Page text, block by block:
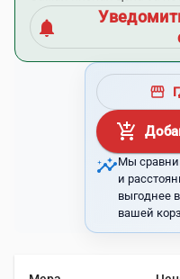
notifications
storefront
add_shopping_cart
insightsМы
и
выгоднее
вашей